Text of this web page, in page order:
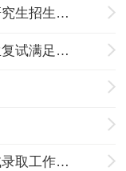
2020年河北工业大学关于开展硕士研究生招生复试网上咨询活动的有关说明
2020年河北工业大学关于硕士研究生复试满足加分条件的考生提交相关证明材料的通知
2019年河北工业大学硕士研究生复试录取工作的通知